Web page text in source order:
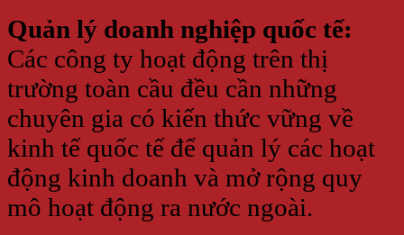
Quản lý doanh nghiệp quốc tế:
Các công ty hoạt động trên thị
trường toàn cầu đều cần những
chuyên gia có kiến thức vững về
kinh tế quốc tế để quản lý các hoạt
động kinh doanh và mở rộng quy
mô hoạt động ra nước ngoài.